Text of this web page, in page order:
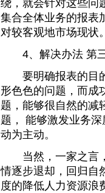
绕，就会针对这些问
集合全体业务的报表
对较客观地市场
4、解决办法
要明确报表的目的
形色色的问题，而成
题，能够很自然的减
题， 能够激发业务
动为主动。
当然，一家之言，
情逐步退却，回归自
度的降低人力资源浪